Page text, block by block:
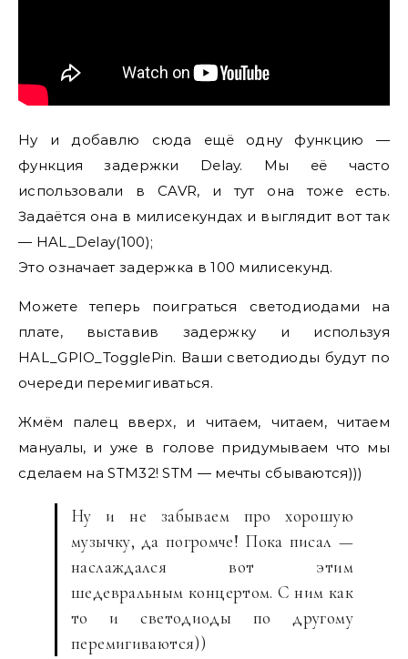
Ну и добавлю сюда ещё одну функцию —
функция задержки Delay. Мы её часто
использовали в CAVR, и тут она тоже есть.
Задаётся она в милисекундах и выглядит вот так
— HAL_Delay(100);
Это означает задержка в 100 милисекунд.
Можете теперь поиграться светодиодами на
плате, выставив задержку и используя
HAL_GPIO_TogglePin. Ваши светодиоды будут по
очереди перемигиваться.
Жмём палец вверх, и читаем, читаем, читаем
мануалы, и уже в голове придумываем что мы
сделаем на STM32! STM — мечты сбываются)))
Ну и не забываем про хорошую
музычку, да погромче! Пока писал —
наслаждался вот этим
шедевральным концертом. С ним как
то и светодиоды по другому
перемигиваются))